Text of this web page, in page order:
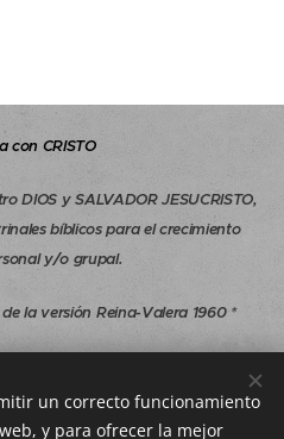
con CRISTO
DIOS y SALVADOR JESUCRISTO,
bíblicos para el crecimiento
y/o grupal.
la versión Reina-Valera 1960 *
un correcto funcionamiento
y para ofrecer la mejor